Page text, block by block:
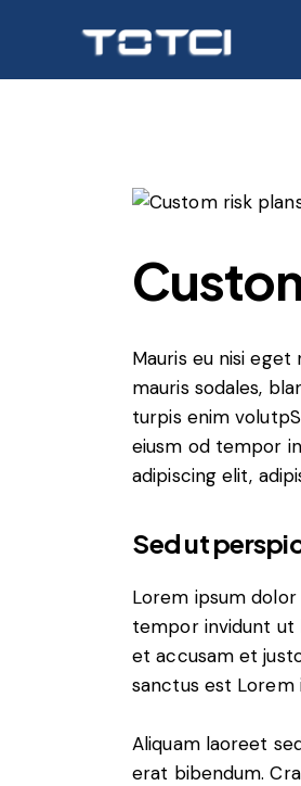
Mauris eu nisi eget
mauris sodales,
turpis enim
eiusm od tempor
adipiscing elit,
Sed ut
Lorem ipsum
tempor invidunt ut
et accusam et
sanctus est Lorem
Aliquam laoreet
erat bibendum.